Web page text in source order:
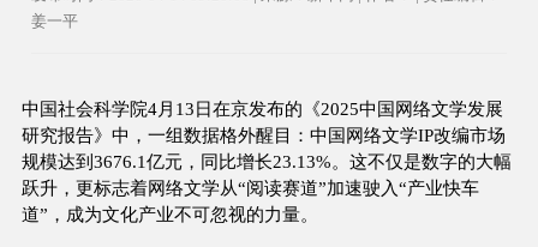
姜一平
中国社会科学院4月13日在京发布的《2025中国网络文学发展
研究报告》中，一组数据格外醒目：中国网络文学IP改编市场
规模达到3676.1亿元，同比增长23.13%。这不仅是数字的大幅
跃升，更标志着网络文学从“阅读赛道”加速驶入“产业快车
道”，成为文化产业不可忽视的力量。